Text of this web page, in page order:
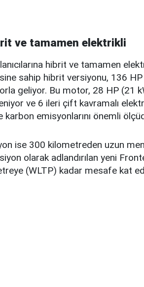
ve tamamen elektrikli
hibrit ve tamamen
sahip hibrit versiyonu, 136
geliyor. Bu motor, 28 HP (21
ve 6 ileri çift kavramalı
karbon emisyonlarını önemli
ise 300 kilometreden uzun
olarak adlandırılan yeni
(WLTP) kadar mesafe kat